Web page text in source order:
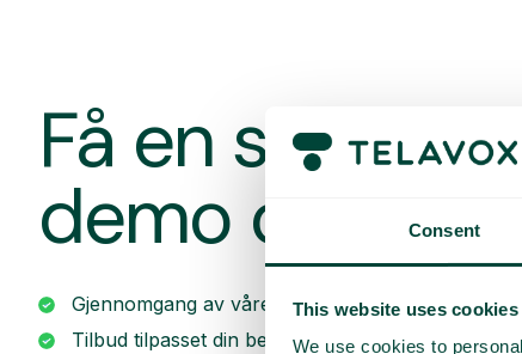
Consent
This website uses cookies
We use cookies to
Få en
demo og tilbud
Gjennomgang av våre tjenester
Tilbud tilpasset din bedrift